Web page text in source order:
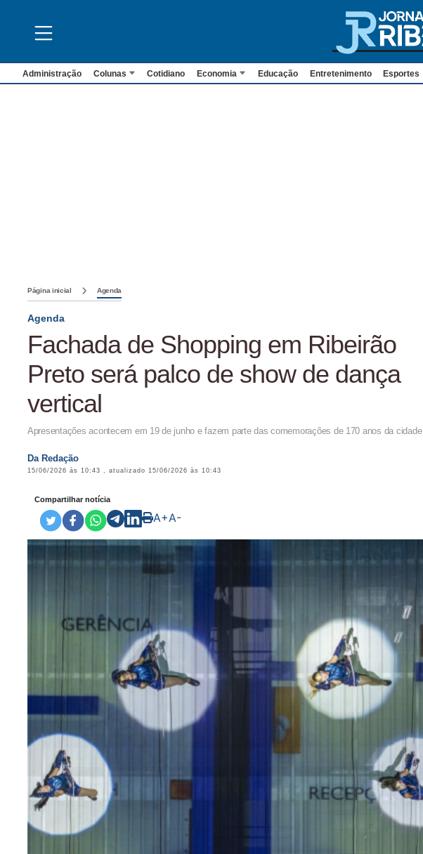
Administração Colunas Cotidiano Economia Educação Entretenimento Esportes
Página inicial Agenda
Agenda
Fachada de Shopping em Ribeirão
Preto será palco de show de dança
vertical
Apresentações acontecem em 19 de junho e fazem parte das comemorações de 170 anos da cidade
Da Redação
15/06/2026 às 10:43 , atualizado 15/06/2026 às 10:43
Compartilhar notícia
A+A-